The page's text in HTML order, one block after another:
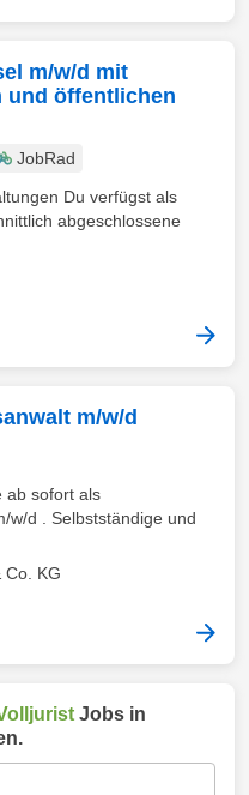
m/w/d mit
und öffentlichen
JobRad
Du verfügst als
abgeschlossene
m/w/d
ab sofort als
w/d . Selbstständige und
Co. KG
Jobs in